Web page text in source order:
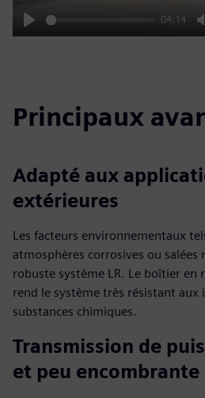
Play
04:14
Principaux
Adapté aux
extérieures
Les facteurs environnementaux
atmosphères corrosives ou salées
robuste système LR. Le boîtier en
rend le système très résistant aux
substances chimiques.
Transmission de
et peu encombrante